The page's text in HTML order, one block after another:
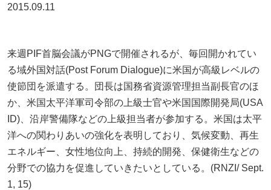
2015.09.11
来週PIF首脳会議がPNGで開催されるが、毎回開かれてい
る域外国対話(Post Forum Dialogue)に米国が高級レベルの
使節団を派遣する。団長は国務省資源管理担当副長官のほ
か、米国太平洋軍司令部の上級士官や米国国際開発局(USA
ID)、沿岸警備隊などの上級担当者が参加する。米国は太平
洋への関わりあいの強化を表明しており、気候変動、再生
エネルギー、女性地位向上、持続的開発、保健衛生などの
分野での協力を促進していきたいとしている。(RNZI/ Sept.
1, 15)